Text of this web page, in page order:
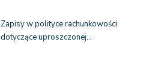
Zapisy w polityce rachunkowości
dotyczące uproszczonej…